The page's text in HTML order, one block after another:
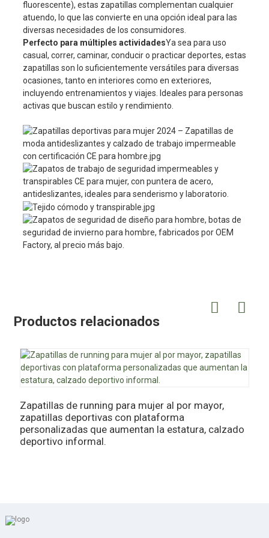
fluorescente), estas zapatillas complementan cualquier
atuendo, lo que las convierte en una opción ideal para las
diversas necesidades de los consumidores.
Perfecto para múltiples actividadesYa sea para uso
casual, correr, caminar, conducir o practicar deportes, estas
zapatillas son lo suficientemente versátiles para diversas
ocasiones, tanto en interiores como en exteriores,
incluyendo entrenamientos y viajes. Ideales para personas
activas que buscan estilo y rendimiento.
Productos relacionados
Zapatillas de running para mujer al por mayor,
zapatillas deportivas con plataforma
personalizadas que aumentan la estatura, calzado
deportivo informal.